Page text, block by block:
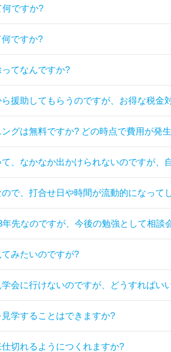
何ですか?
ですか?
てなんですか?
援助してもらうのですが、お得な税金
グは無料ですか? どの時点で費用が発
、なかなか出かけられないのですが、
で、打合せ日や時間が流動的になって
先なのですが、今後の勉強として相談
みたいのですが?
会に行けないのですが、どうすればい
学することはできますか?
切れるようにつくれますか?